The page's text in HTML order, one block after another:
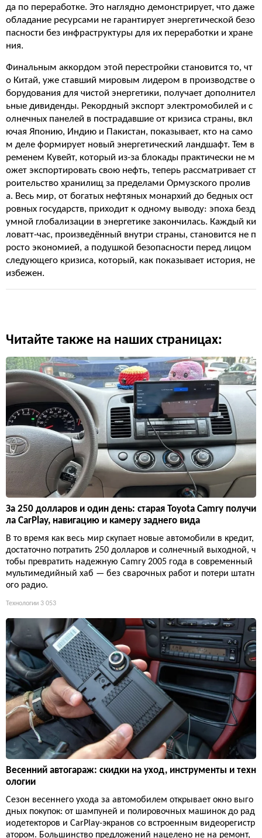
да по переработке. Это наглядно демонстрирует, что даже
обладание ресурсами не гарантирует энергетической безо
пасности без инфраструктуры для их переработки и хране
ния.
Финальным аккордом этой перестройки становится то, чт
о Китай, уже ставший мировым лидером в производстве о
борудования для чистой энергетики, получает дополнител
ьные дивиденды. Рекордный экспорт электромобилей и с
олнечных панелей в пострадавшие от кризиса страны, вкл
ючая Японию, Индию и Пакистан, показывает, кто на само
м деле формирует новый энергетический ландшафт. Тем в
ременем Кувейт, который из-за блокады практически не м
ожет экспортировать свою нефть, теперь рассматривает ст
роительство хранилищ за пределами Ормузского пролив
а. Весь мир, от богатых нефтяных монархий до бедных ост
ровных государств, приходит к одному выводу: эпоха безд
умной глобализации в энергетике закончилась. Каждый ки
ловатт-час, произведённый внутри страны, становится не п
росто экономией, а подушкой безопасности перед лицом
следующего кризиса, который, как показывает история, не
избежен.
Читайте также на наших страницах:
За 250 долларов и один день: старая Toyota Camry получи
ла CarPlay, навигацию и камеру заднего вида
В то время как весь мир скупает новые автомобили в кредит,
достаточно потратить 250 долларов и солнечный выходной, ч
тобы превратить надежную Camry 2005 года в современный
мультимедийный хаб — без сварочных работ и потери штатн
ого радио.
Технологии 3 053
Весенний автогараж: скидки на уход, инструменты и техн
ологии
Сезон весеннего ухода за автомобилем открывает окно выго
дных покупок: от шампуней и полировочных машинок до рад
иодетекторов и CarPlay-экранов со встроенным видеорегистр
атором. Большинство предложений нацелено не на ремонт,